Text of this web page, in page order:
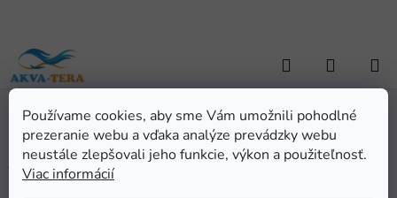
Používame cookies, aby sme Vám umožnili pohodlné
prezeranie webu a vďaka analýze prevádzky webu
neustále zlepšovali jeho funkcie, výkon a použiteľnosť.
Viac informácií
obsah
Hľadať
KOŠÍK
Domov / AKVARISTIKA / Akvarijná technika / JBL filtračná nádoba
e401 biela
JBL filtračná nádoba e401